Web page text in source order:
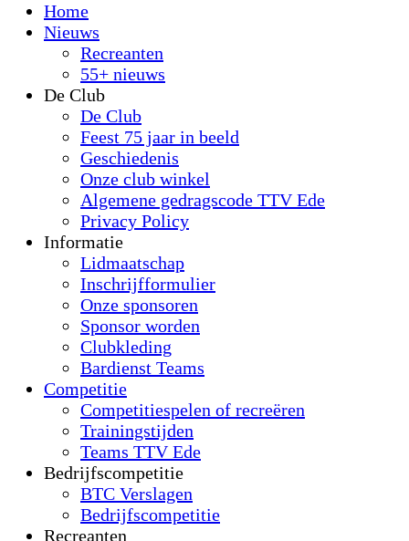
Home
Nieuws
Recreanten
55+ nieuws
De Club
De Club
Feest 75 jaar in beeld
Geschiedenis
Onze club winkel
Algemene gedragscode TTV Ede
Privacy Policy
Informatie
Lidmaatschap
Inschrijfformulier
Onze sponsoren
Sponsor worden
Clubkleding
Bardienst Teams
Competitie
Competitiespelen of recreëren
Trainingstijden
Teams TTV Ede
Bedrijfscompetitie
BTC Verslagen
Bedrijfscompetitie
Recreanten